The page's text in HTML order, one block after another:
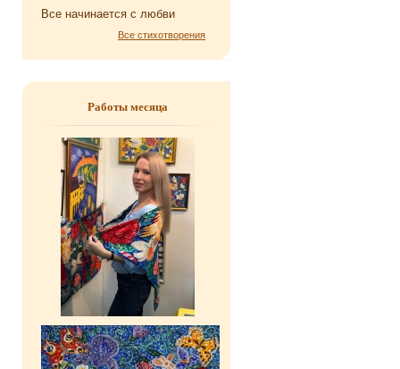
Все на­чи­на­ет­ся с любви
Все стихотворения
Работы месяца